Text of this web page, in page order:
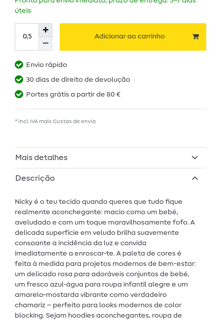
úteis
Adicionar ao carrinho
Envio rápido
30 dias de direito de devolução
Portes grátis a partir de 80 €
* incl. IVA mais Custos de envio
Mais detalhes
Descrição
Nicky é o teu tecido quando queres que tudo fique
realmente aconchegante: macio como um bebé,
aveludado e com um toque maravilhosamente fofo. A
delicada superfície em veludo brilha suavemente
consoante a incidência da luz e convida
imediatamente a enroscar-te. A paleta de cores é
feita à medida para projetos modernos de bem-estar:
um delicado rosa para adoráveis conjuntos de bebé,
um fresco azul‑água para roupa infantil alegre e um
amarelo‑mostarda vibrante como verdadeiro
chamariz – perfeito para looks modernos de color
blocking. Sejam hoodies aconchegantes, roupa de